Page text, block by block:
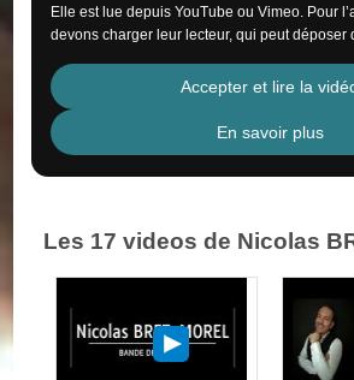
Elle est lue depuis YouTube ou Vimeo. Pour
devons charger leur lecteur, qui peut déposer
Accepter et lire la
En savoir plus
Les 17 videos de Nicolas